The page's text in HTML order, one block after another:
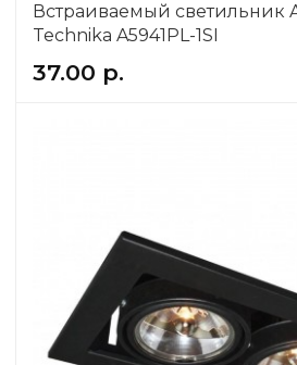
Встраиваемый светильник
Technika A5941PL-1SI
37.00 р.